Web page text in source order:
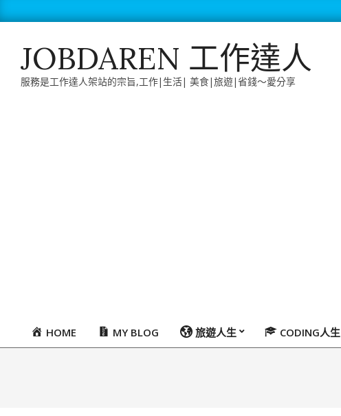
to
JOBDAREN 工作達人
服務是工作達人架站的宗旨,工作|生活| 美食|旅遊|省錢～愛分享
PrimaryHOME MY BLOG 旅遊人生 CODING人生